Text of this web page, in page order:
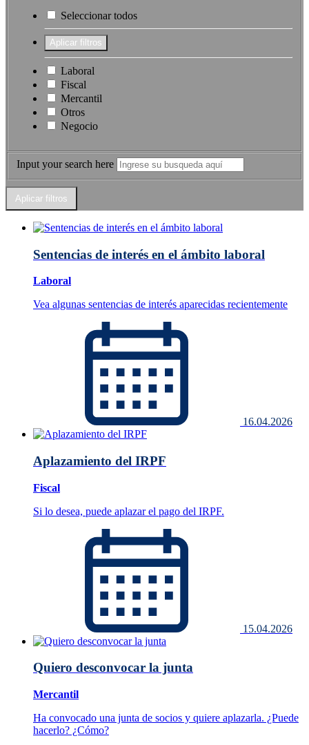
Seleccionar todos
Laboral
Fiscal
Mercantil
Otros
Negocio
Input your search here
Sentencias de interés en el ámbito laboral
Laboral
Vea algunas sentencias de interés aparecidas recientemente
16.04.2026
Aplazamiento del IRPF
Fiscal
Si lo desea, puede aplazar el pago del IRPF.
15.04.2026
Quiero desconvocar la junta
Mercantil
Ha convocado una junta de socios y quiere aplazarla. ¿Puede
hacerlo? ¿Cómo?